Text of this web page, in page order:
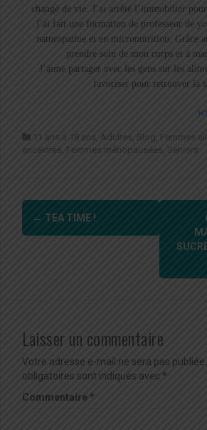
changé de vie. J’ai arrêté l’immobilier
J’ai fait une formation de professeur de
naturopathie et en micronutrition. Grâce
prendre soin de mon corps et à
J’aime partager avec les gens sur les
favoriser pour retrouver la
11 ans à 18 ans Adultes Blog Femmes
enceintes Femmes ménopausées Seniors
Navigation
d'article
← TEA TIME !
Laisser un commentaire
Votre adresse e-mail ne sera pas publiée.
obligatoires sont indiqués avec*
Commentaire*